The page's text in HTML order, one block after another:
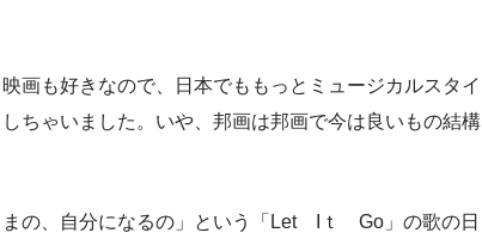
画も好きなので、日本でももっとミュージカルスタイ
ちゃいました。いや、邦画は邦画で今は良いもの結構
の、自分になるの」という「Let Iｔ Go」の歌の日